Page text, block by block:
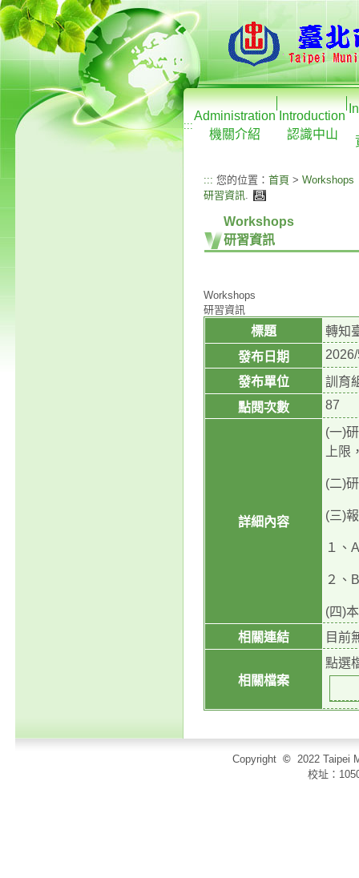
:::
Administration
機關介紹
Introduction
認識中山
::: 您的位置： 首頁 > Workshops
研習資訊.
Workshops
研習資訊
Workshops
研習資訊
標題
轉知
發布日期
發布單位
訓育
點閱次數
87
詳細內容
(一)
上
(二)
(三)
１、
２、
(四)
相關連結
目前
相關檔案
點選
Copyright © 2022 Taipei
校址：